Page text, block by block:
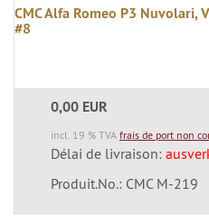
CMC Alfa Romeo P3 Nuvolari,
#8
0,00 EUR
incl. 19 % TVA frais de port non
Délai de livraison:
Produit.No.: CMC M-219